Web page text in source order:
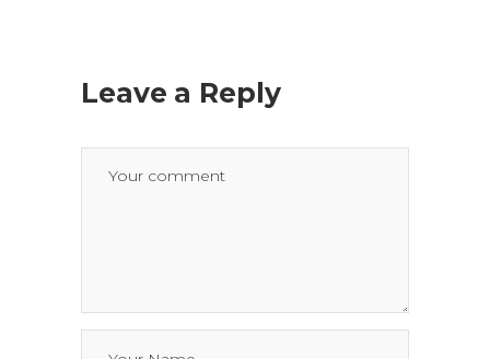
Leave a Reply